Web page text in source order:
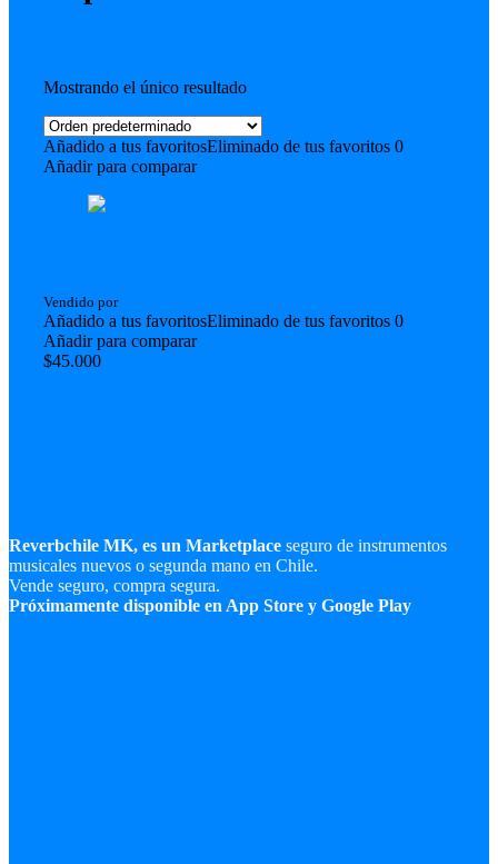
Mostrando el único resultado
Añadido a tus favoritosEliminado de tus favoritos 0
Añadir para comparar
Vendido por
Añadido a tus favoritosEliminado de tus favoritos 0
Añadir para comparar
$45.000
Reverbchile MK, es un Marketplace seguro de instrumentos
musicales nuevos o segunda mano en Chile.
Vende seguro, compra segura.
Próximamente disponible en App Store y Google Play